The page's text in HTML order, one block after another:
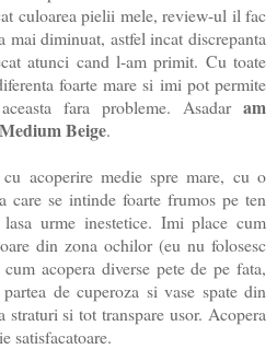
culoarea pielii mele, review-ul il fac
mai diminuat, astfel incat discrepanta
atunci cand l-am primit. Cu toate
foarte mare si imi pot permite
fara probleme. Asadar am
Beige.
acoperire medie spre mare, cu o
care se intinde foarte frumos pe ten
urme inestetice. Imi place cum
din zona ochilor (eu nu folosesc
acopera diverse pete de pe fata,
de cuperoza si vase spate din
si tot transpare usor. Acopera
satisfacatoare.